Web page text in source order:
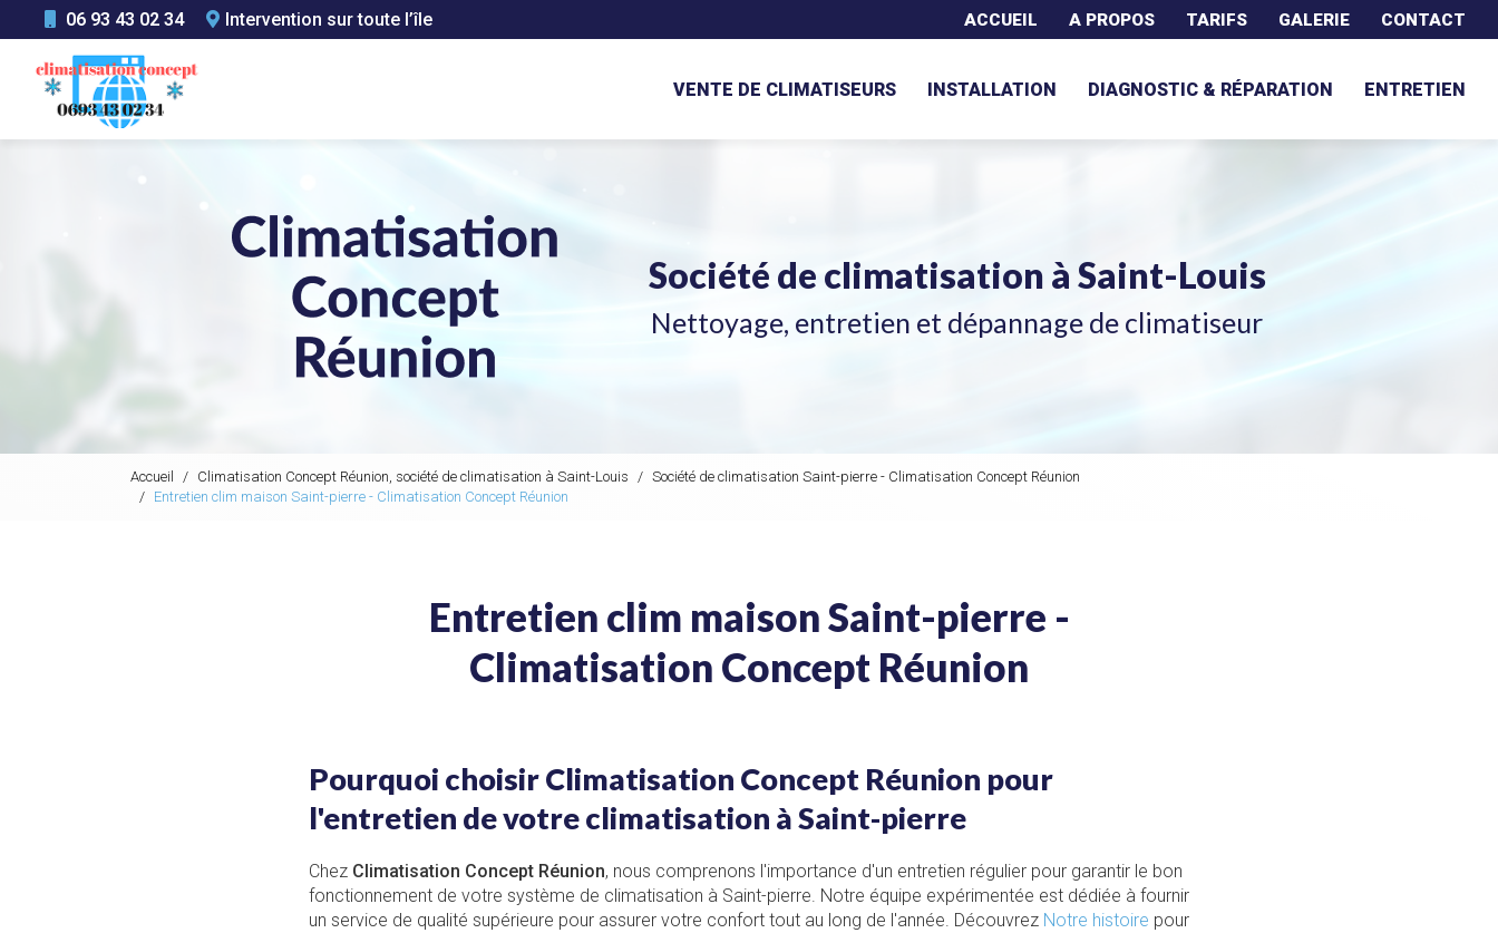
au
contenu
principal
06 93 43 02 34 Intervention sur toute l’île ACCUEIL A PROPOS TARIFS GALERIE CONTACT
VENTE DE CLIMATISEURS
INSTALLATION DIAGNOSTIC & RÉPARATION ENTRETIEN
Société de climatisation à Saint-Louis
Nettoyage, entretien et dépannage de climatiseur
Accueil Climatisation Concept Réunion, société de climatisation à Saint-Louis
Société de climatisation Saint-pierre - Climatisation Concept Réunion
Entretien clim maison Saint-pierre - Climatisation Concept Réunion
Entretien clim maison Saint-pierre -
Climatisation Concept Réunion
Pourquoi choisir Climatisation Concept Réunion pour
l'entretien de votre climatisation à Saint-pierre
Chez Climatisation Concept Réunion, nous comprenons l'importance d'un entretien régulier pour garantir le bon
fonctionnement de votre système de climatisation à Saint-pierre. Notre équipe expérimentée est dédiée à fournir
un service de qualité supérieure pour assurer votre confort tout au long de l'année. Découvrez Notre histoire pour